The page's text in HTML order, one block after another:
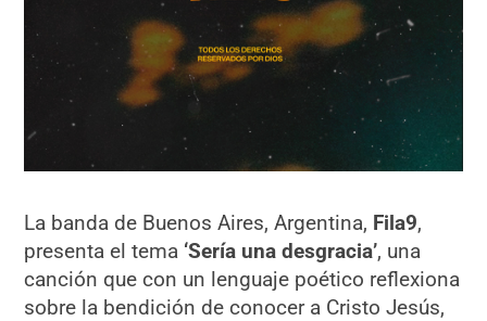
La banda de Buenos Aires, Argentina, Fila9,
presenta el tema ‘Sería una desgracia’, una
canción que con un lenguaje poético reflexiona
sobre la bendición de conocer a Cristo Jesús,